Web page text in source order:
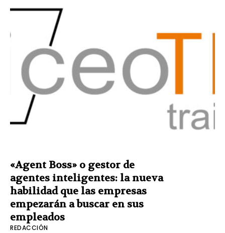
«Agent Boss» o gestor de
agentes inteligentes: la nueva
habilidad que las empresas
empezarán a buscar en sus
empleados
REDACCIÓN